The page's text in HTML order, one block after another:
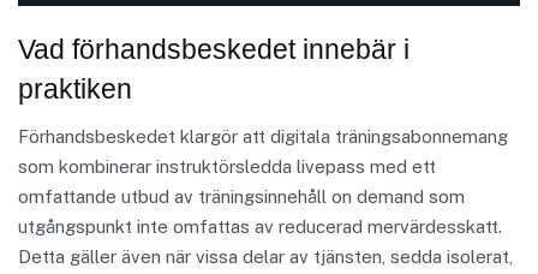
Vad förhandsbeskedet innebär i
praktiken
Förhandsbeskedet klargör att digitala träningsabonnemang
som kombinerar instruktörsledda livepass med ett
omfattande utbud av träningsinnehåll on demand som
utgångspunkt inte omfattas av reducerad mervärdesskatt.
Detta gäller även när vissa delar av tjänsten, sedda isolerat,